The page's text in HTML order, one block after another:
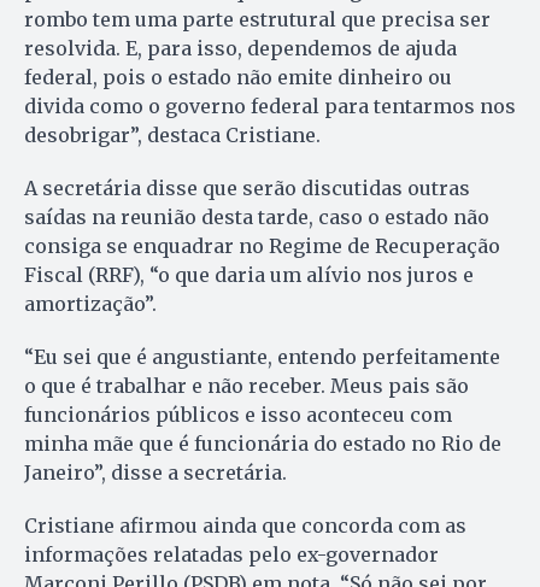
rombo tem uma parte estrutural que precisa ser
resolvida. E, para isso, dependemos de ajuda
federal, pois o estado não emite dinheiro ou
divida como o governo federal para tentarmos nos
desobrigar”, destaca Cristiane.
A secretária disse que serão discutidas outras
saídas na reunião desta tarde, caso o estado não
consiga se enquadrar no Regime de Recuperação
Fiscal (RRF), “o que daria um alívio nos juros e
amortização”.
“Eu sei que é angustiante, entendo perfeitamente
o que é trabalhar e não receber. Meus pais são
funcionários públicos e isso aconteceu com
minha mãe que é funcionária do estado no Rio de
Janeiro”, disse a secretária.
Cristiane afirmou ainda que concorda com as
informações relatadas pelo ex-governador